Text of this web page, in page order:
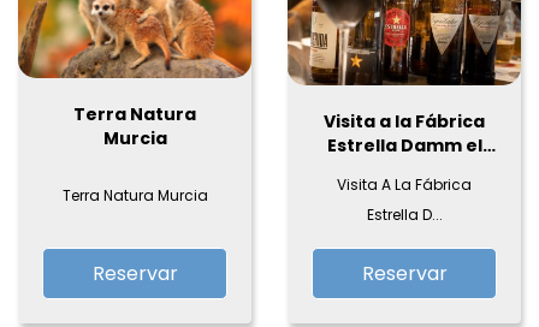
Terra Natura
Murcia
Terra Natura Murcia
Reservar
Visita a la Fábrica
Estrella Damm el
Visita A La Fábrica
Estrella D...
Reservar